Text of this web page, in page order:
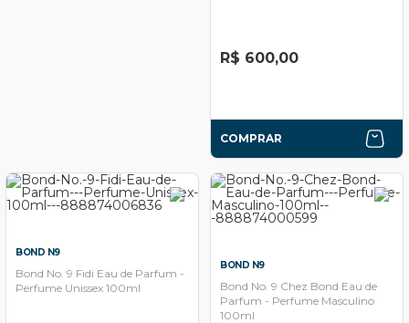
R$ 600,00
COMPRAR
BOND N9
Bond No. 9 Fidi Eau de Parfum -
Perfume Unissex 100ml
BOND N9
Bond No. 9 Chez Bond Eau de
Parfum - Perfume Masculino
100ml